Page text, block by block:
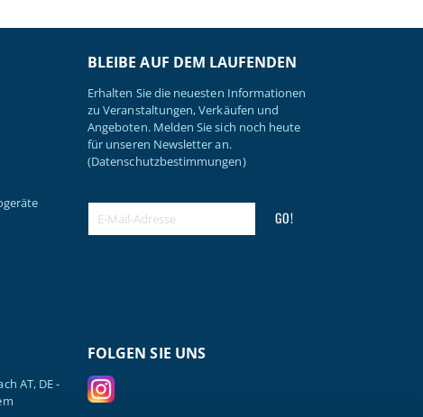
BLEIBE AUF DEM LAUFENDEN
Erhalten Sie die neuesten Informationen
zu Veranstaltungen, Verkäufen und
Angeboten. Melden Sie sich noch heute
für unseren Newsletter an.
(Datenschutzbestimmungen)
GO!
AT, DE -
FOLGEN SIE UNS